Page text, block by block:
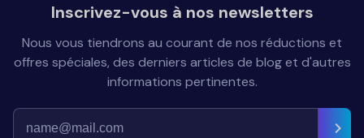
Inscrivez-vous à nos newsletters
Nous vous tiendrons au courant de nos réductions et
offres spéciales, des derniers articles de blog et d'autres
informations pertinentes.